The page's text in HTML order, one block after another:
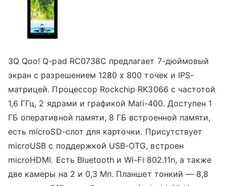
3Q Qoo! Q-pad RC0738C предлагает 7-дюймовый
экран с разрешением 1280 х 800 точек и IPS-
матрицей. Процессор Rockchip RK3066 с частотой
1,6 ГГц, 2 ядрами и графикой Mali-400. Доступен 1
ГБ оперативной памяти, 8 ГБ встроенной памяти,
есть microSD-слот для карточки. Присутствует
microUSB с поддержкой USB-OTG, встроен
microHDMI. Есть Bluetooth и Wi-Fi 802.11n, а также
две камеры на 2 и 0,3 Мп. Планшет тонкий — 8,8